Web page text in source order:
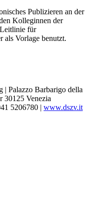
Publizieren an der
Kolleginnen der
für
als Vorlage benutzt.
| Palazzo Barbarigo della
30125 Venezia
5206780 | www.dszv.it